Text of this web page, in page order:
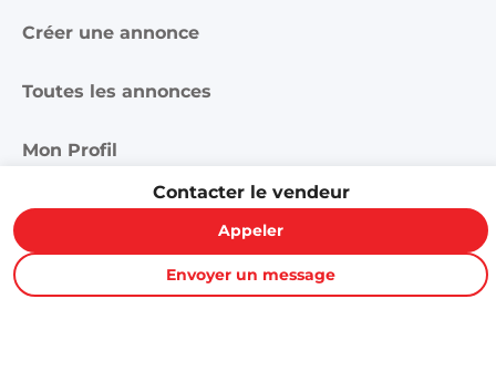
Contacter le vendeur
Appeler
Envoyer un message
Créer une annonce
Toutes les annonces
Mon Profil
Mes annonces
Rejoignez-nous ici